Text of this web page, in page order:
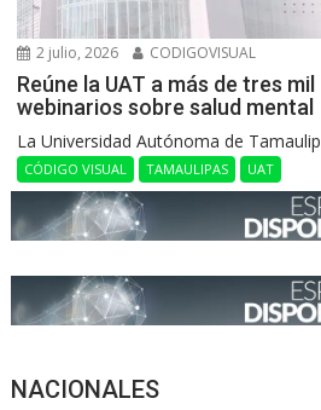
2 julio, 2026 CODIGOVISUAL
Reúne la UAT a más de tres
webinarios sobre salud mental
La Universidad Autónoma de
CÓDIGO VISUAL TAMAULIPAS UAT
NACIONALES